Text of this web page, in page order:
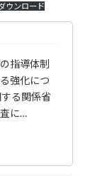
ウンロード
指導体制
強化につ
る関係省
に…